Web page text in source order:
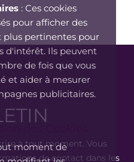
: Ces cookies
pour afficher des
plus pertinentes pour
d'intérêt. Ils peuvent
de fois que vous
et aider à mesurer
publicitaires.
moment de
à tout moment. Vous
de contact dans les